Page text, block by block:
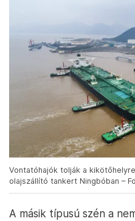
Vontatóhajók tolják a
olajszállító tankert Ningbóban –
A másik típusú szén a